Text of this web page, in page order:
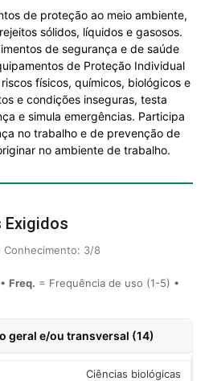
de proteção ao meio ambiente,
sólidos, líquidos e gasosos.
de segurança e de saúde
de Proteção Individual
físicos, químicos, biológicos e
e condições inseguras, testa
e simula emergências. Participa
no trabalho e de prevenção de
no ambiente de trabalho.
Exigidos
Conhecimento: 3/8
Freq. = Frequência de uso (1-5) •
geral e/ou transversal (14)
Ciências biológicas